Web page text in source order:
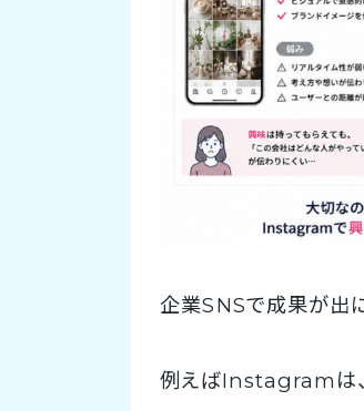
企業SNSで成果が出
例えばInstagramは、